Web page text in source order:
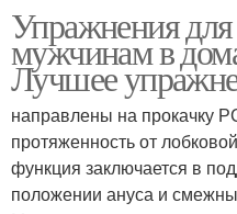
Упражнения
мужчинам в
Лучшее
направлены на прокачку
протяженность от
функция заключается в
положении ануса и